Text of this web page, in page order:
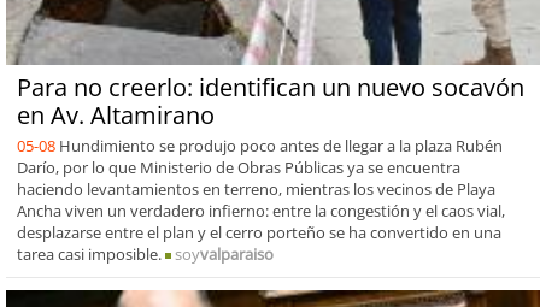
Para no creerlo: identifican un nuevo socavón
en Av. Altamirano
05-08 Hundimiento se produjo poco antes de llegar a la plaza Rubén
Darío, por lo que Ministerio de Obras Públicas ya se encuentra
haciendo levantamientos en terreno, mientras los vecinos de Playa
Ancha viven un verdadero infierno: entre la congestión y el caos vial,
desplazarse entre el plan y el cerro porteño se ha convertido en una
tarea casi imposible.
soyvalparaiso